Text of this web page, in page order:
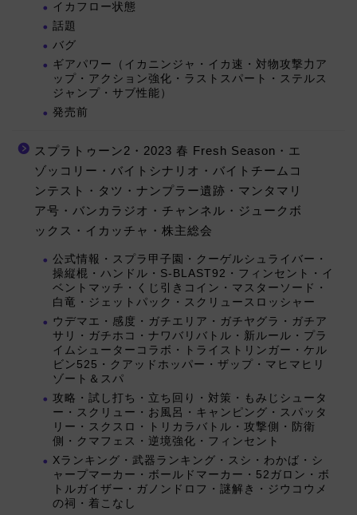
イカフロー状態
話題
バグ
ギアパワー（イカニンジャ・イカ速・対物攻撃力ア
ップ・アクション強化・ラストスパート・ステルス
ジャンプ・サブ性能）
発売前
スプラトゥーン2・2023 春 Fresh Season・エ
ゾッコリー・バイトシナリオ・バイトチームコ
ンテスト・タツ・ナンプラー遺跡・マンタマリ
ア号・バンカラジオ・チャンネル・ジュークボ
ックス・イカッチャ・株主総会
公式情報・スプラ甲子園・クーゲルシュライバー・
操縦棍・ハンドル・S-BLAST92・フィンセント・イ
ベントマッチ・くじ引きコイン・マスターソード・
白竜・ジェットパック・スクリュースロッシャー
ウデマエ・感度・ガチエリア・ガチヤグラ・ガチア
サリ・ガチホコ・ナワバリバトル・新ルール・プラ
イムシューターコラボ・トライストリンガー・ケル
ビン525・クアッドホッパー・ザップ・マヒマヒリ
ゾート＆スパ
攻略・試し打ち・立ち回り・対策・もみじシュータ
ー・スクリュー・お風呂・キャンピング・スパッタ
リー・スクスロ・トリカラバトル・攻撃側・防衛
側・クマフェス・逆境強化・フィンセント
Xランキング・武器ランキング・スシ・わかば・シ
ャープマーカー・ボールドマーカー・52ガロン・ボ
トルガイザー・ガノンドロフ・謎解き・ジウコウメ
の祠・着こなし